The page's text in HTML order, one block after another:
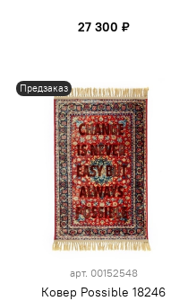
27 300 ₽
Предзаказ
арт. 00152548
Ковер Possible 18246